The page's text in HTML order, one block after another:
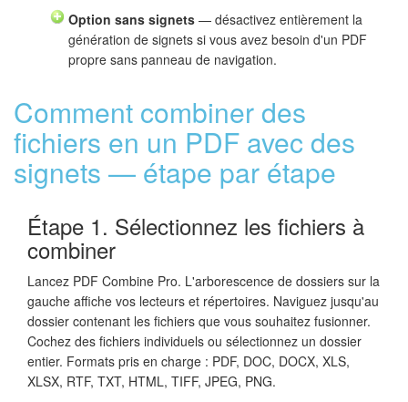
Option sans signets — désactivez entièrement la
génération de signets si vous avez besoin d'un PDF
propre sans panneau de navigation.
Comment combiner des
fichiers en un PDF avec des
signets — étape par étape
Étape 1. Sélectionnez les fichiers à
combiner
Lancez PDF Combine Pro. L'arborescence de dossiers sur la
gauche affiche vos lecteurs et répertoires. Naviguez jusqu'au
dossier contenant les fichiers que vous souhaitez fusionner.
Cochez des fichiers individuels ou sélectionnez un dossier
entier. Formats pris en charge : PDF, DOC, DOCX, XLS,
XLSX, RTF, TXT, HTML, TIFF, JPEG, PNG.